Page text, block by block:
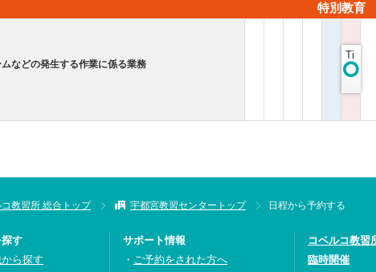
特別教育
などの発生する作業に係る業務
Ti
教習所 総合トップ 宇都宮教習センタートップ 日程から予約する
す
ら探す
サポート情報
ご予約をされた方へ
コベルコ教習
臨時開催